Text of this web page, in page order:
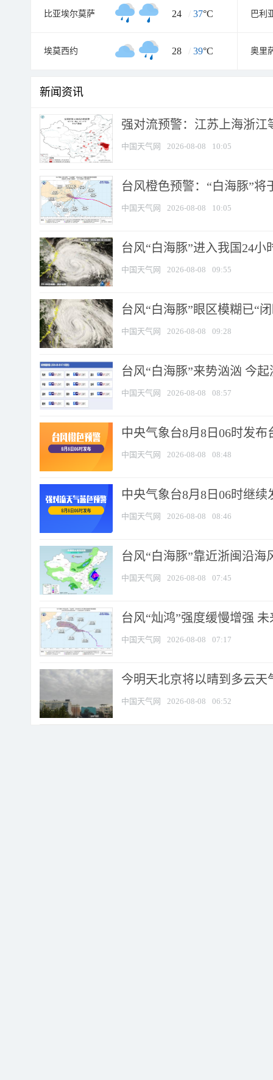
比亚埃尔莫萨 24 / 37°C 巴利
埃莫西约 28 / 39°C 奥里
新闻资讯
强对流预警：江苏上海浙江
中国天气网 2026-08-08 10:05
台风橙色预警：“白海豚”将
中国天气网 2026-08-08 10:05
台风“白海豚”进入我国24
中国天气网 2026-08-08 09:55
台风“白海豚”眼区模糊已“
中国天气网 2026-08-08 09:28
台风“白海豚”来势汹汹 今
中国天气网 2026-08-08 08:57
中央气象台8月8日06时发布
中国天气网 2026-08-08 08:48
中央气象台8月8日06时继
中国天气网 2026-08-08 08:46
台风“白海豚”靠近浙闽沿
中国天气网 2026-08-08 07:45
台风“灿鸿”强度缓慢增强
中国天气网 2026-08-08 07:17
今明天北京将以晴到多云
中国天气网 2026-08-08 06:52